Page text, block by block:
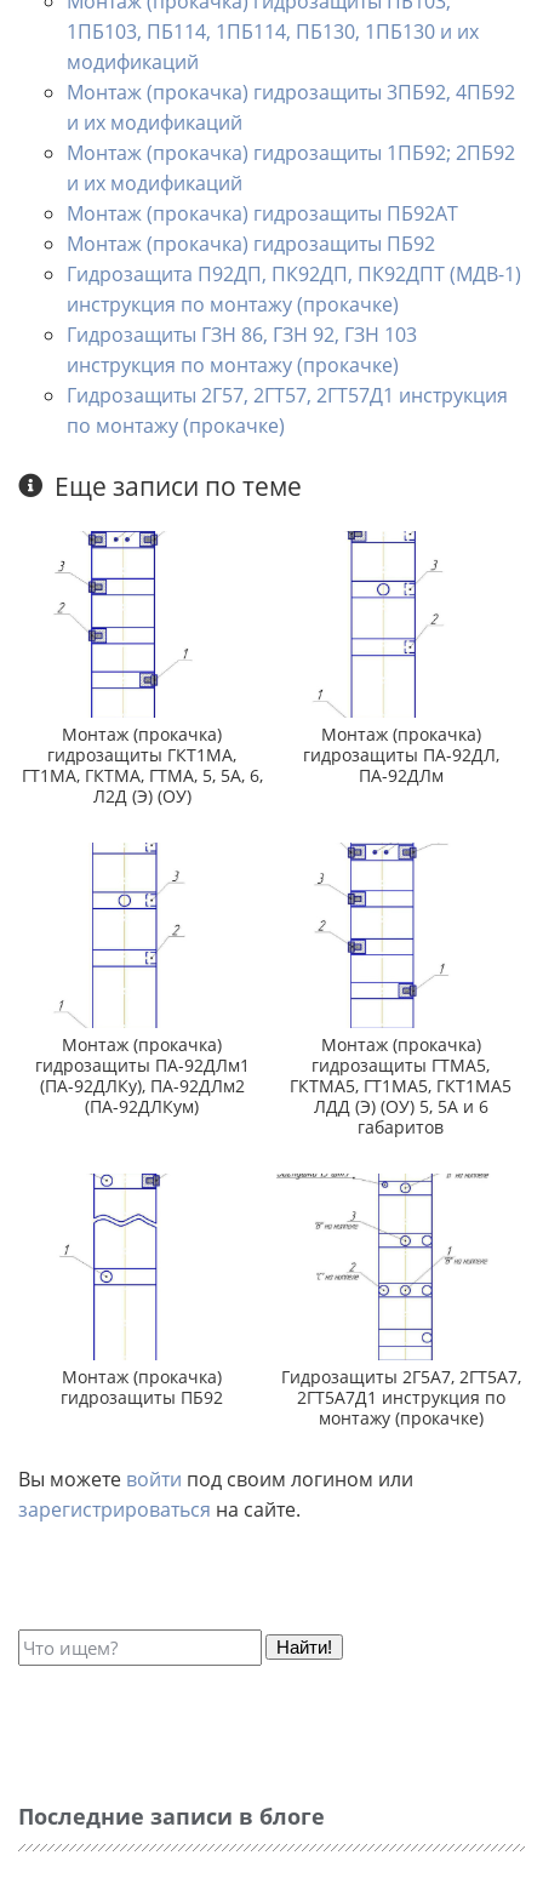
1ПБ103, ПБ114, 1ПБ114, ПБ130, 1ПБ130 и их
модификаций
Монтаж (прокачка) гидрозащиты 3ПБ92, 4ПБ92
и их модификаций
Монтаж (прокачка) гидрозащиты 1ПБ92; 2ПБ92
и их модификаций
Монтаж (прокачка) гидрозащиты ПБ92АТ
Монтаж (прокачка) гидрозащиты ПБ92
Гидрозащита П92ДП, ПК92ДП, ПК92ДПТ (МДВ-1)
инструкция по монтажу (прокачке)
Гидрозащиты ГЗН 86, ГЗН 92, ГЗН 103
инструкция по монтажу (прокачке)
Гидрозащиты 2Г57, 2ГТ57, 2ГТ57Д1 инструкция
по монтажу (прокачке)
Еще записи по теме
Монтаж (прокачка)
гидрозащиты ГКТ1МА,
ГТ1МА, ГКТМА, ГТМА, 5, 5А, 6,
Л2Д (Э) (ОУ)
Монтаж (прокачка)
гидрозащиты ПА-92ДЛ,
ПА-92ДЛм
Монтаж (прокачка)
гидрозащиты ПА-92ДЛм1
(ПА-92ДЛКу), ПА-92ДЛм2
(ПА-92ДЛКум)
Монтаж (прокачка)
гидрозащиты ГТМА5,
ГКТМА5, ГТ1МА5, ГКТ1МА5
ЛДД (Э) (ОУ) 5, 5А и 6
габаритов
Монтаж (прокачка)
гидрозащиты ПБ92
Гидрозащиты 2Г5А7, 2ГТ5А7,
2ГТ5А7Д1 инструкция по
монтажу (прокачке)
Вы можете войти под своим логином или
зарегистрироваться на сайте.
Найти!
Последние записи в блоге